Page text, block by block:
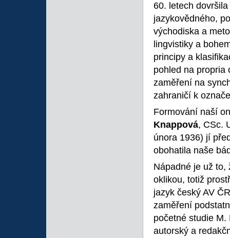
60. letech
jazykovědného,
východiska a
lingvistiky a
principy a
pohled na propria
zaměření na
zahraničí k
Formování naší
Knappová, CSc.
února 1936) jí
obohatila naše
Nápadné je už to,
oklikou, totiž
jazyk český AV
zaměření
početné studie
autorský a